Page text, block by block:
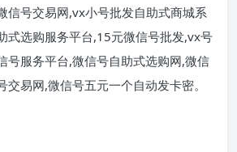
信号交易网,vx小号批发自助式商城系
式选购服务平台,15元微信号批发,vx号
号服务平台,微信号自助式选购网,微信
交易网,微信号五元一个自动发卡密。